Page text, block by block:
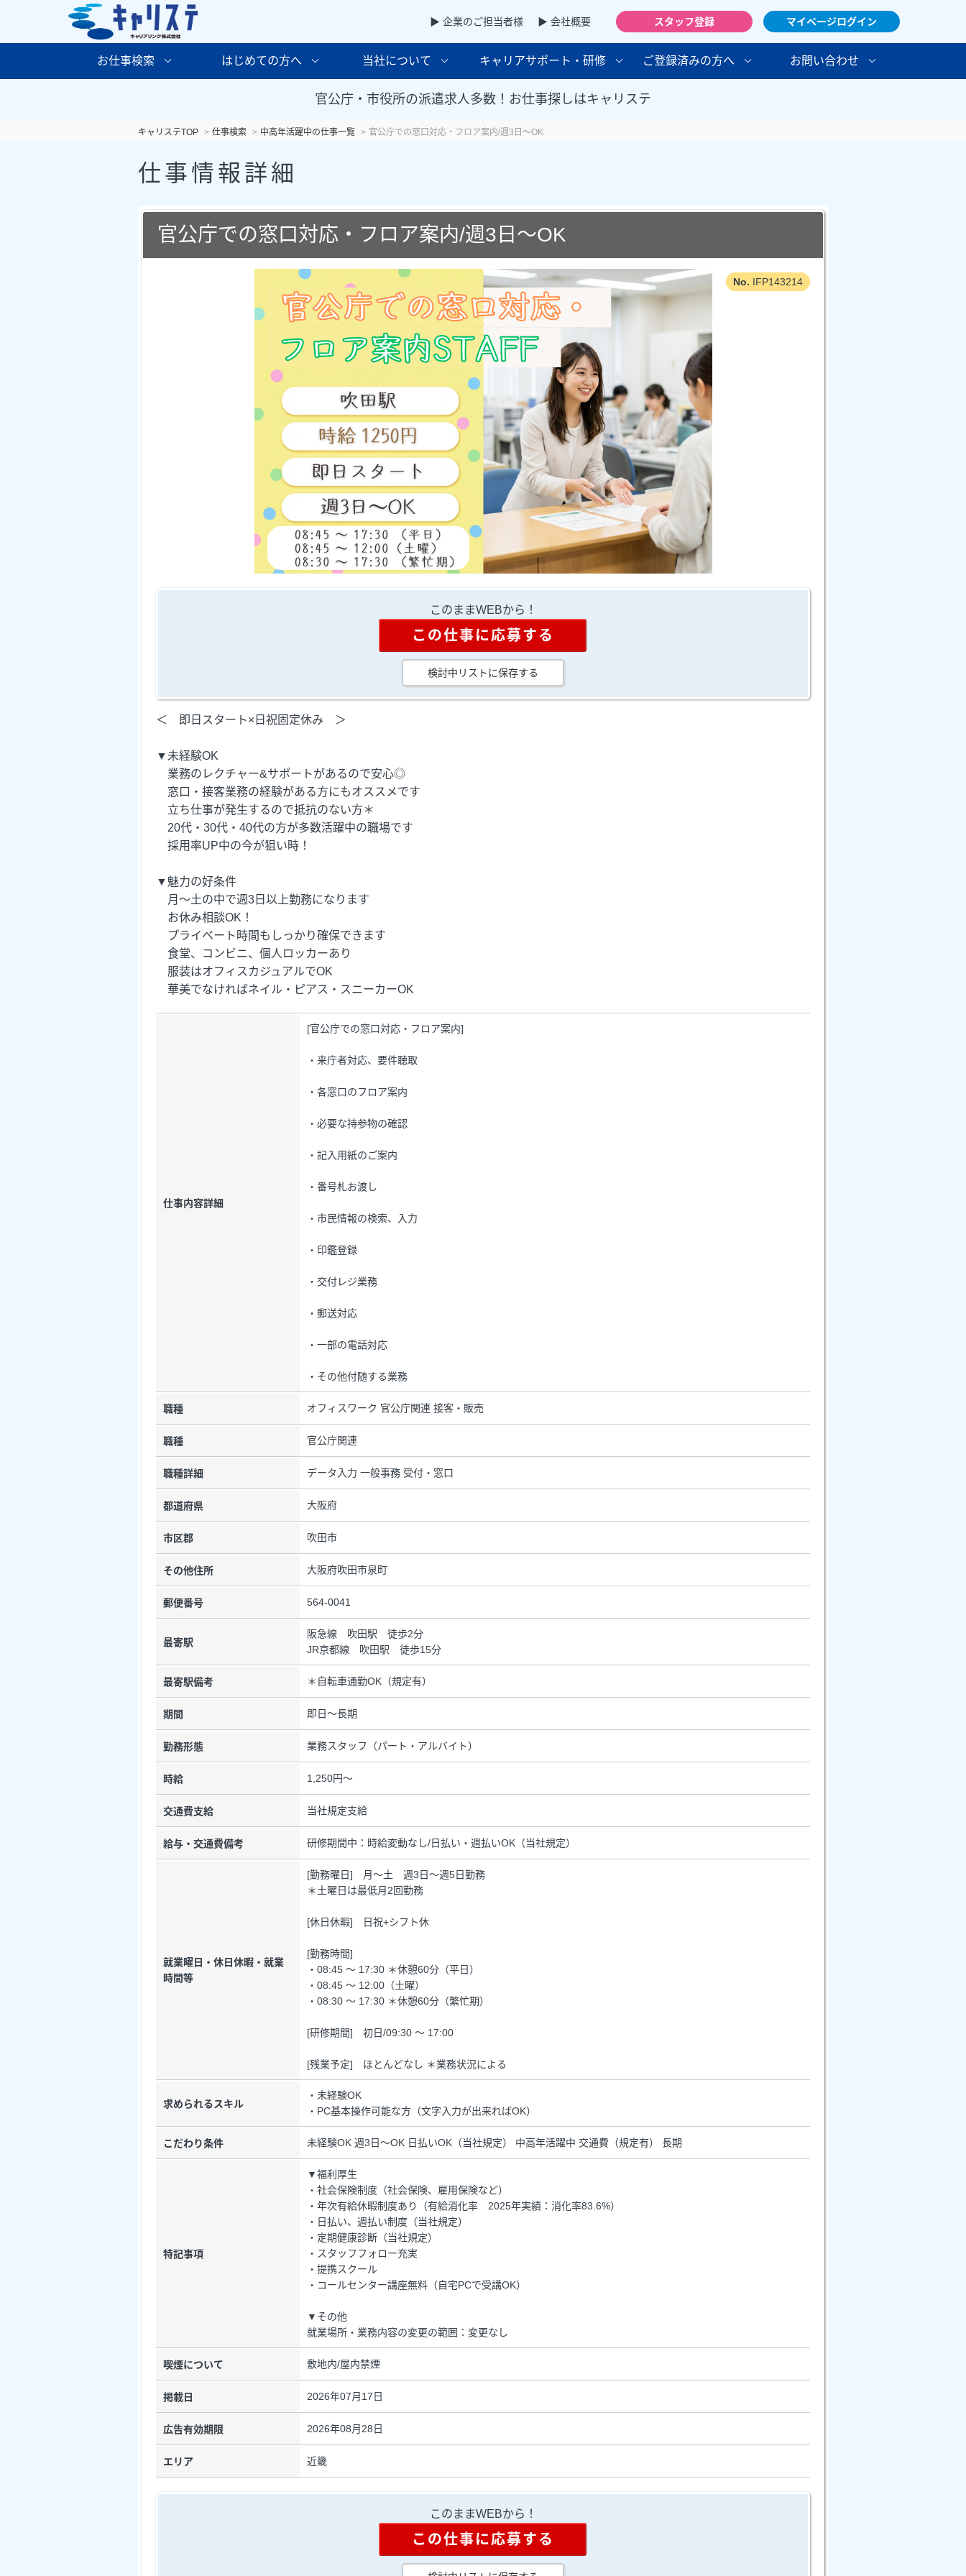
▶ 企業のご担当者様 ▶ 会社概要 スタッフ登録 マイページログイン
お仕事検索 はじめての方へ 当社について キャリアサポート・研修 ご登録済みの方へ お問い合わせ
官公庁・市役所の派遣求人多数！お仕事探しはキャリステ
キャリステTOP 仕事検索 中高年活躍中の仕事一覧 官公庁での窓口対応・フロア案内/週3日～OK
仕事情報詳細
官公庁での窓口対応・フロア案内/週3日～OK
IFP143214
このままWEBから！
この仕事に応募する
検討中リストに保存する
＜ 即日スタート×日祝固定休み ＞
▼未経験OK
業務のレクチャー&サポートがあるので安心◎
窓口・接客業務の経験がある方にもオススメです
立ち仕事が発生するので抵抗のない方＊
20代・30代・40代の方が多数活躍中の職場です
採用率UP中の今が狙い時！
▼魅力の好条件
月～土の中で週3日以上勤務になります
お休み相談OK！
プライベート時間もしっかり確保できます
食堂、コンビニ、個人ロッカーあり
服装はオフィスカジュアルでOK
華美でなければネイル・ピアス・スニーカーOK
仕事内容詳細
[官公庁での窓口対応・フロア案内]
・来庁者対応、要件聴取
・各窓口のフロア案内
・必要な持参物の確認
・記入用紙のご案内
・番号札お渡し
・市民情報の検索、入力
・印鑑登録
・交付レジ業務
・郵送対応
・一部の電話対応
・その他付随する業務
職種 オフィスワーク 官公庁関連 接客・販売
職種 官公庁関連
職種詳細 データ入力 一般事務 受付・窓口
都道府県 大阪府
市区郡 吹田市
その他住所 大阪府吹田市泉町
郵便番号 564-0041
最寄駅
阪急線 吹田駅 徒歩2分
JR京都線 吹田駅 徒歩15分
最寄駅備考 ＊自転車通勤OK（規定有）
期間 即日～長期
勤務形態 業務スタッフ（パート・アルバイト）
時給 1,250円～
交通費支給 当社規定支給
給与・交通費備考 研修期間中：時給変動なし/日払い・週払いOK（当社規定）
就業曜日・休日休暇・就業
時間等
[勤務曜日] 月～土 週3日～週5日勤務
＊土曜日は最低月2回勤務
[休日休暇] 日祝+シフト休
[勤務時間]
・08:45 ～ 17:30 ＊休憩60分（平日）
・08:45 ～ 12:00（土曜）
・08:30 ～ 17:30 ＊休憩60分（繁忙期）
[研修期間] 初日/09:30 ～ 17:00
[残業予定] ほとんどなし ＊業務状況による
求められるスキル
・未経験OK
・PC基本操作可能な方（文字入力が出来ればOK）
こだわり条件 未経験OK 週3日～OK 日払いOK（当社規定） 中高年活躍中 交通費（規定有） 長期
特記事項
▼福利厚生
・社会保険制度（社会保険、雇用保険など）
・年次有給休暇制度あり（有給消化率 2025年実績：消化率83.6%）
・日払い、週払い制度（当社規定）
・定期健康診断（当社規定）
・スタッフフォロー充実
・提携スクール
・コールセンター講座無料（自宅PCで受講OK）
▼その他
就業場所・業務内容の変更の範囲：変更なし
喫煙について 敷地内/屋内禁煙
掲載日 2026年07月17日
広告有効期限 2026年08月28日
エリア 近畿
このままWEBから！
この仕事に応募する